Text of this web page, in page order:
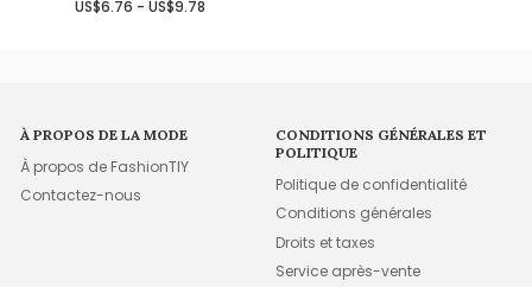
US$6.76 - US$9.78
À PROPOS DE LA MODE
À propos de FashionTIY
Contactez-nous
CONDITIONS GÉNÉRALES ET
POLITIQUE
Politique de confidentialité
Conditions générales
Droits et taxes
Service après-vente